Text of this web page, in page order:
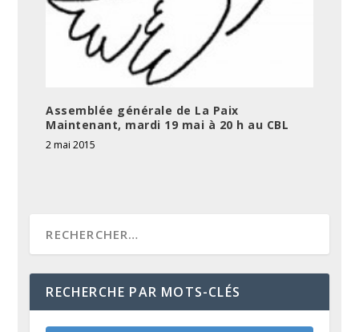
Assemblée générale de La Paix
Maintenant, mardi 19 mai à 20 h au CBL
2 mai 2015
RECHERCHE PAR MOTS-CLÉS